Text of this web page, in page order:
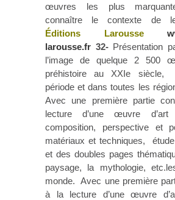
œuvres les plus
connaître le contexte de
Éditions Larousse
larousse.fr 32-Présentation
l’image de quelque 2 500
préhistoire au XXIe siècle,
période et dans toutes les
Avec une première partie
lecture d’une œuvre
composition, perspective et
matériaux et techniques,
et des doubles pages
paysage, la mythologie,
monde. Avec une première
à la lecture d’une œuvre